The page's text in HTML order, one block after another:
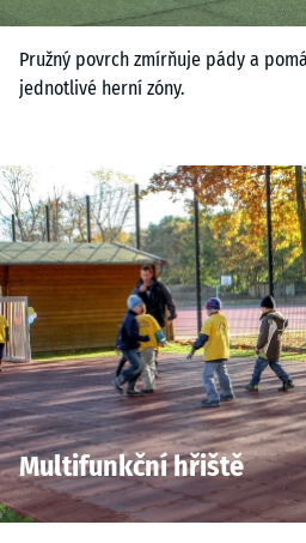
Pružný povrch zmírňuje pády a
jednotlivé herní zóny.
Multifunkční hřiště